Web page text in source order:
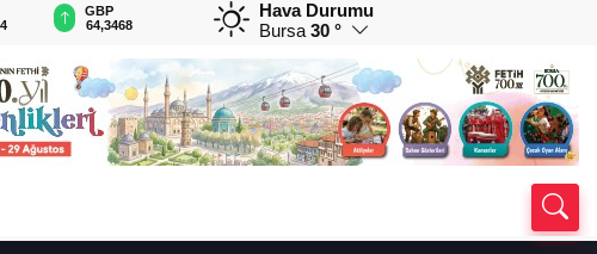
GBP
64,3468
CHF
59,0083
CAD
34,1883
Hava Durumu
Bursa 30 °